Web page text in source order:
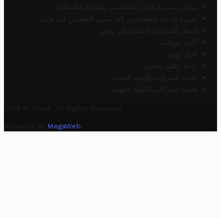
محاكي ضريبة الدخل الشخصي للموظف/المتقاعد
ضريبة الدخل للمتقاعدين الفرنسيين المقيمين في تونس
أسعار السيارات الجديدة في تونس
أخبار تروفيت
أخبار تونس
رابط خلفي مجاني
قائمة الشركات الأهلية المحلية
قائمة الشركات الأهلية الجهوية
2025 © Trovit. All Rights Reserved.
Powered By MegaWeb